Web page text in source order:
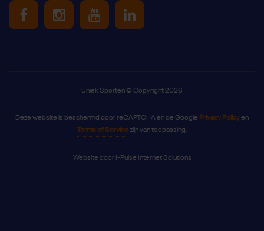
Uniek Sporten op Facebook
Uniek Sporten op Instagram
Uniek Sporten op Youtube
Uniek Sporten op
Uniek Sporten © Copyright 2026
Deze website is beschermd door reCAPTCHA en de Google Privacy Policyen
Terms of Servicezijn van toepassing.
Website door I-Pulse Internet Solutions